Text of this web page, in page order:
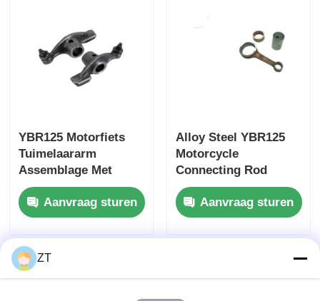
YBR125 Motorfiets
Tuimelaararm
Assemblage Met
Twee Gegoten Stalen
Klepaandrijvingsonderdelen
Aanvraag sturen
Alloy Steel YBR125
Motorcycle
Connecting Rod
Assembly 89MM
Centrale afstand
Aanvraag sturen
ZT